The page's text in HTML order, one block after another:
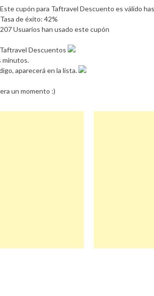
Este cupón para Taftravel Descuento es válido
Tasa de éxito: 42%
207 Usuarios han usado este cupón
Descuentos
minutos.
aparecerá en la lista.
un momento :)